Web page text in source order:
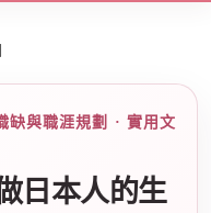
缺與職涯規劃 · 實用文
日本人的生